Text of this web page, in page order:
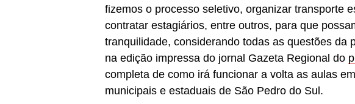
fizemos o processo seletivo, organizar transporte
contratar estagiários, entre outros, para que
tranquilidade, considerando todas as questões da
na edição impressa do jornal Gazeta Regional do
completa de como irá funcionar a volta as aulas
municipais e estaduais de São Pedro do Sul.